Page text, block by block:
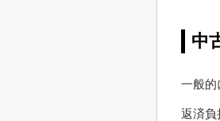
中
一般的
返済負